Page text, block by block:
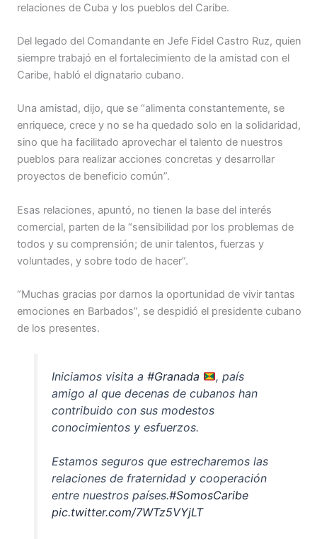
relaciones de Cuba y los pueblos del Caribe.
Del legado del Comandante en Jefe Fidel Castro Ruz, quien
siempre trabajó en el fortalecimiento de la amistad con el
Caribe, habló el dignatario cubano.
Una amistad, dijo, que se “alimenta constantemente, se
enriquece, crece y no se ha quedado solo en la solidaridad,
sino que ha facilitado aprovechar el talento de nuestros
pueblos para realizar acciones concretas y desarrollar
proyectos de beneficio común”.
Esas relaciones, apuntó, no tienen la base del interés
comercial, parten de la “sensibilidad por los problemas de
todos y su comprensión; de unir talentos, fuerzas y
voluntades, y sobre todo de hacer”.
“Muchas gracias por darnos la oportunidad de vivir tantas
emociones en Barbados”, se despidió el presidente cubano
de los presentes.
Iniciamos visita a#Granada
, país
amigo al que decenas de cubanos han
contribuido con sus modestos
conocimientos y esfuerzos.
Estamos seguros que estrecharemos las
relaciones de fraternidad y cooperación
entre nuestros países.#SomosCaribe
pic.twitter.com/7WTz5VYjLT